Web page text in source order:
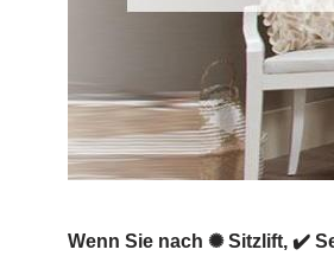
Wenn Sie nach ✺ Sitzlift, ✔️